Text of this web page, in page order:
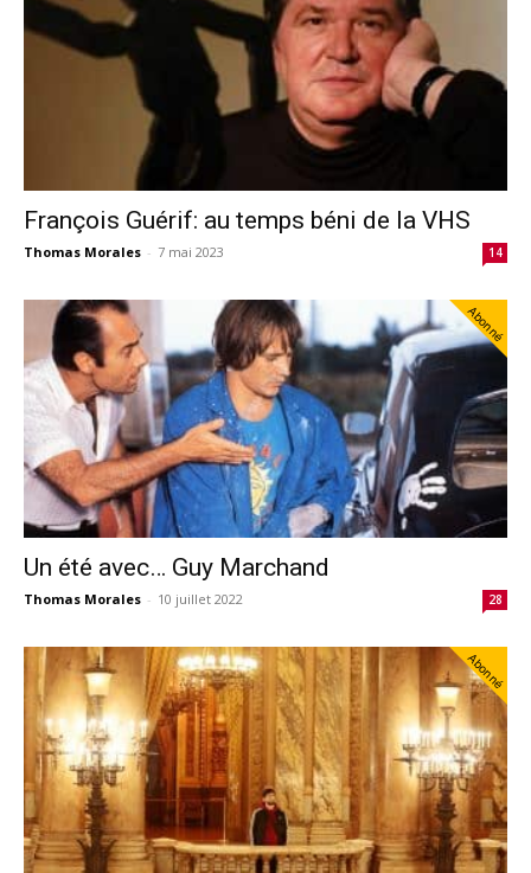
François Guérif: au temps béni de la VHS
Thomas Morales - 7 mai 2023 14
Abonné
Un été avec… Guy Marchand
Thomas Morales - 10 juillet 2022 28
Abonné